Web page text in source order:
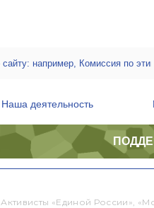
Наша деятельность
Активисты «Единой России»,